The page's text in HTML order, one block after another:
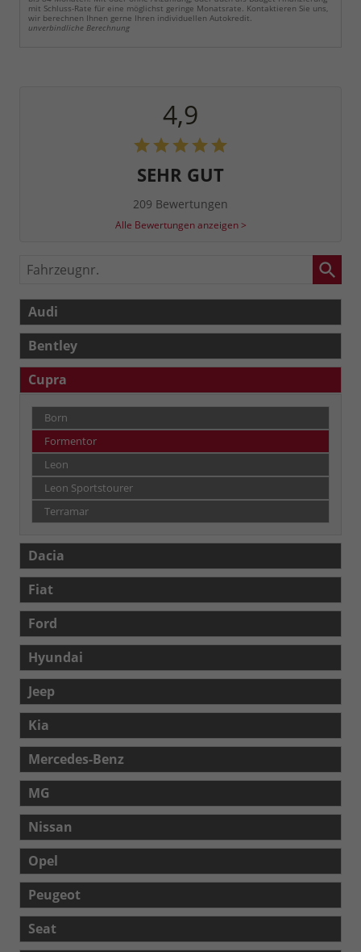
mit Schluss-Rate für eine möglichst geringe Monatsrate. Kontaktieren Sie uns,
wir berechnen Ihnen gerne Ihren individuellen Autokredit.
unverbindliche Berechnung
4,9
SEHR GUT
209 Bewertungen
Alle Bewertungen anzeigen >
Fahrzeugnr.
Audi
Bentley
Cupra
Born
Formentor
Leon
Leon Sportstourer
Terramar
Dacia
Fiat
Ford
Hyundai
Jeep
Kia
Mercedes-Benz
MG
Nissan
Opel
Peugeot
Seat